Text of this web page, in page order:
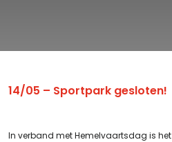
14/05 – Sportpark gesloten!
In verband met Hemelvaartsdag is